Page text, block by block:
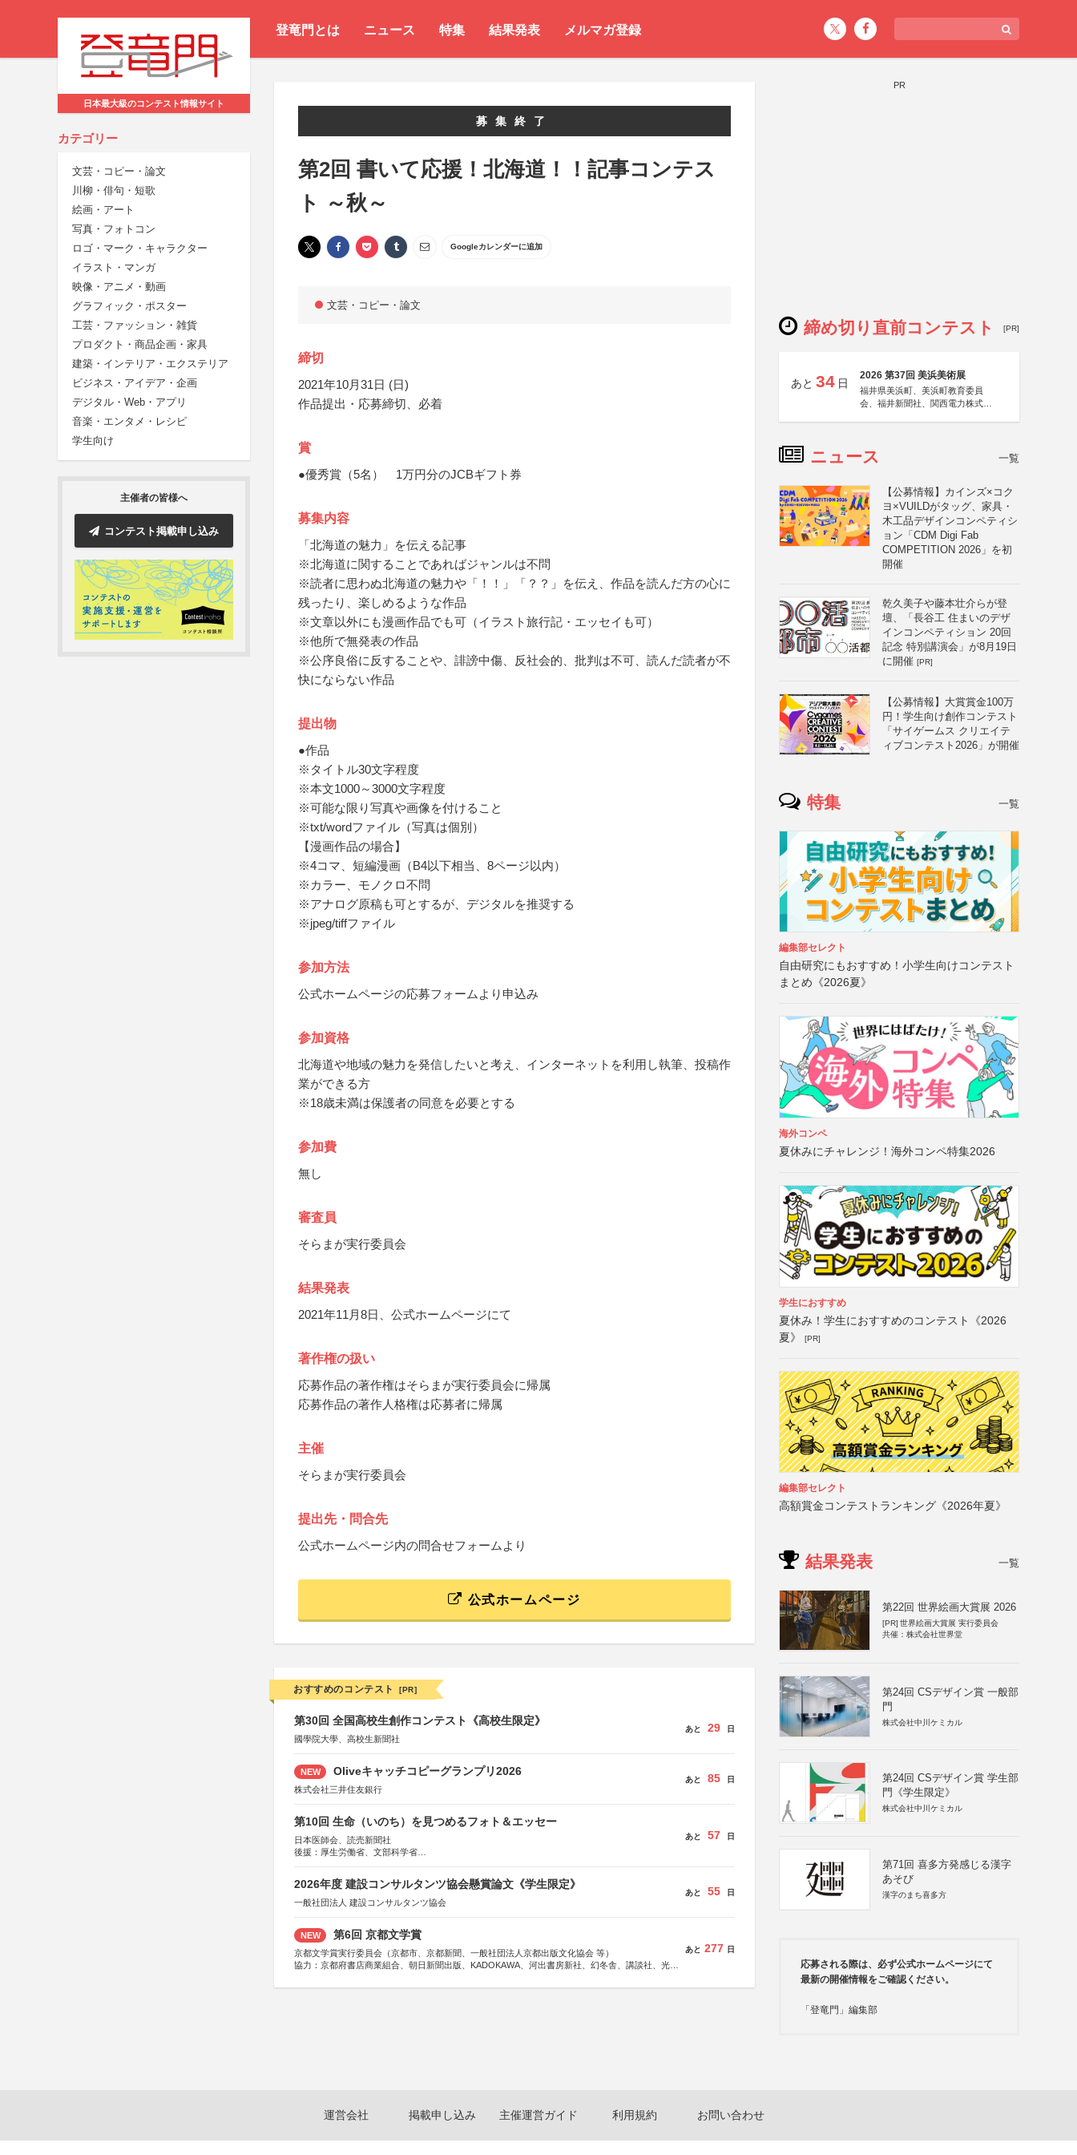
登竜門とは ニュース 特集 結果発表 メルマガ登録
日本最大級のコンテスト情報サイト
カテゴリー
文芸・コピー・論文
川柳・俳句・短歌
絵画・アート
写真・フォトコン
ロゴ・マーク・キャラクター
イラスト・マンガ
映像・アニメ・動画
グラフィック・ポスター
工芸・ファッション・雑貨
プロダクト・商品企画・家具
建築・インテリア・エクステリア
ビジネス・アイデア・企画
デジタル・Web・アプリ
音楽・エンタメ・レシピ
学生向け
主催者の皆様へ
コンテスト掲載申し込み
募集終了
第2回 書いて応援！北海道！！記事コンテス
ト ～秋～
Googleカレンダーに追加
文芸・コピー・論文
締切
2021年10月31日 (日)
作品提出・応募締切、必着
賞
●優秀賞（5名） 1万円分のJCBギフト券
募集内容
「北海道の魅力」を伝える記事
※北海道に関することであればジャンルは不問
※読者に思わぬ北海道の魅力や「！！」「？？」を伝え、作品を読んだ方の心に
残ったり、楽しめるような作品
※文章以外にも漫画作品でも可（イラスト旅行記・エッセイも可）
※他所で無発表の作品
※公序良俗に反することや、誹謗中傷、反社会的、批判は不可、読んだ読者が不
快にならない作品
提出物
●作品
※タイトル30文字程度
※本文1000～3000文字程度
※可能な限り写真や画像を付けること
※txt/wordファイル（写真は個別）
【漫画作品の場合】
※4コマ、短編漫画（B4以下相当、8ページ以内）
※カラー、モノクロ不問
※アナログ原稿も可とするが、デジタルを推奨する
※jpeg/tiffファイル
参加方法
公式ホームページの応募フォームより申込み
参加資格
北海道や地域の魅力を発信したいと考え、インターネットを利用し執筆、投稿作
業ができる方
※18歳未満は保護者の同意を必要とする
参加費
無し
審査員
そらまが実行委員会
結果発表
2021年11月8日、公式ホームページにて
著作権の扱い
応募作品の著作権はそらまが実行委員会に帰属
応募作品の著作人格権は応募者に帰属
主催
そらまが実行委員会
提出先・問合先
公式ホームページ内の問合せフォームより
公式ホームページ
おすすめのコンテスト [PR]
第30回 全国高校生創作コンテスト《高校生限定》
國學院大學、高校生新聞社
あと 29 日
NEW Oliveキャッチコピーグランプリ2026
株式会社三井住友銀行
あと 85 日
第10回 生命（いのち）を見つめるフォト＆エッセー
日本医師会、読売新聞社
後援：厚生労働省、文部科学省
あと 57 日
2026年度 建設コンサルタンツ協会懸賞論文《学生限定》
一般社団法人 建設コンサルタンツ協会
あと 55 日
NEW 第6回 京都文学賞
京都文学賞実行委員会（京都市、京都新聞、一般社団法人京都出版文化協会 等）
協力：京都府書店商業組合、朝日新聞出版、KADOKAWA、河出書房新社、幻冬舎、講談社、光文
研究所、双葉社、文藝春秋、ポプラ社、毎日新聞出版
あと 277 日
PR
締め切り直前コンテスト [PR]
あと 34 日
2026 第37回 美浜美術展
福井県美浜町、美浜町教育委員
会、福井新聞社、関西電力株式会
ニュース 一覧
【公募情報】カインズ×コク
ヨ×VUILDがタッグ、家具・
木工品デザインコンペティシ
ョン「CDM Digi Fab
COMPETITION 2026」を初
開催
乾久美子や藤本壮介らが登
壇、「長谷工 住まいのデザ
インコンペティション 20回
記念 特別講演会」が8月19日
に開催 [PR]
【公募情報】大賞賞金100万
円！学生向け創作コンテスト
「サイゲームス クリエイテ
ィブコンテスト2026」が開催
特集 一覧
編集部セレクト
自由研究にもおすすめ！小学生向けコンテスト
まとめ《2026夏》
海外コンペ
夏休みにチャレンジ！海外コンペ特集2026
学生におすすめ
夏休み！学生におすすめのコンテスト《2026
夏》
[PR]
編集部セレクト
高額賞金コンテストランキング《2026年夏》
結果発表 一覧
第22回 世界絵画大賞展 2026
[PR] 世界絵画大賞展 実行委員会
共催：株式会社世界堂
第24回 CSデザイン賞 一般部
門
株式会社中川ケミカル
第24回 CSデザイン賞 学生部
門《学生限定》
株式会社中川ケミカル
第71回 喜多方発感じる漢字
あそび
漢字のまち喜多方
応募される際は、必ず公式ホームページにて
最新の開催情報をご確認ください。
「登竜門」編集部
運営会社 掲載申し込み 主催運営ガイド 利用規約 お問い合わせ